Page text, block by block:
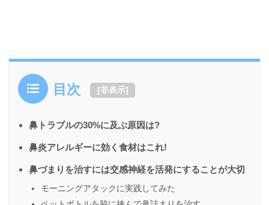
目次 [非表示]
鼻トラブルの30%に及ぶ原因は?
鼻炎アレルギーに効く食材はこれ!
鼻づまりを治すには交感神経を活発にすることが大切
モーニングアタックに実践してみた